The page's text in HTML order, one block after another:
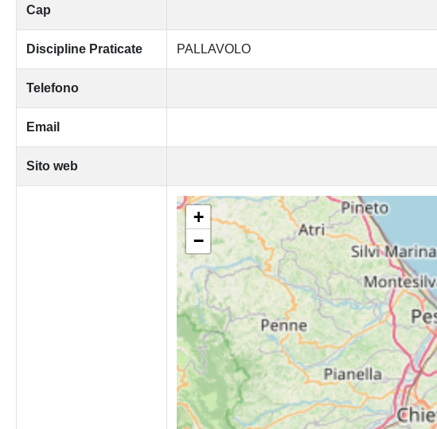
Cap
Discipline Praticate PALLAVOLO
Telefono
Email
Sito web
+
−